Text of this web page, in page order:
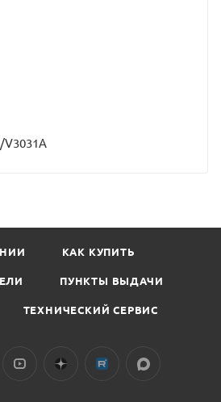
V3031A
КАК КУПИТЬ
ПУНКТЫ ВЫДАЧИ
ТЕХНИЧЕСКИЙ СЕРВИС